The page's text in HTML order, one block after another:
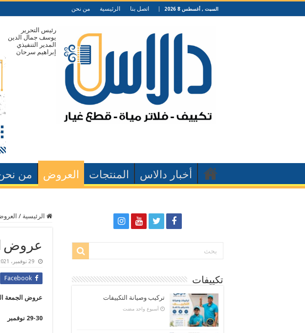
السبت , أغسطس 8 2026 اتصل بنا الرئيسية من نحن
رئيس التحرير
يوسف جمال الدين
المدير التنفيذي
إبراهيم سرحان
أخبار دالاس المنتجات العروض من
الرئيسية /
عروض
29 نوفمبر، 2021
Facebook
عروض الجمعة
29-30 نوفمبر
تكييفات
تركيب وصيانة التكييفات
‏أسبوع واحد مضت